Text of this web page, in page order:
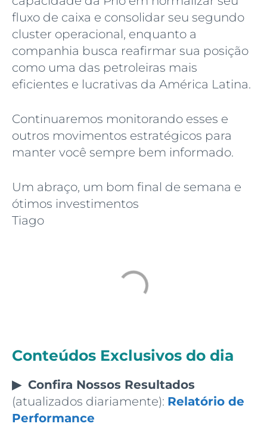
fluxo de caixa e consolidar seu segundo
cluster operacional, enquanto a
companhia busca reafirmar sua posição
como uma das petroleiras mais
eficientes e lucrativas da América Latina.
Continuaremos monitorando esses e
outros movimentos estratégicos para
manter você sempre bem informado.
Um abraço, um bom final de semana e
ótimos investimentos
Tiago
Conteúdos Exclusivos do dia
▶ Confira Nossos Resultados
(atualizados diariamente): Relatório de
Performance